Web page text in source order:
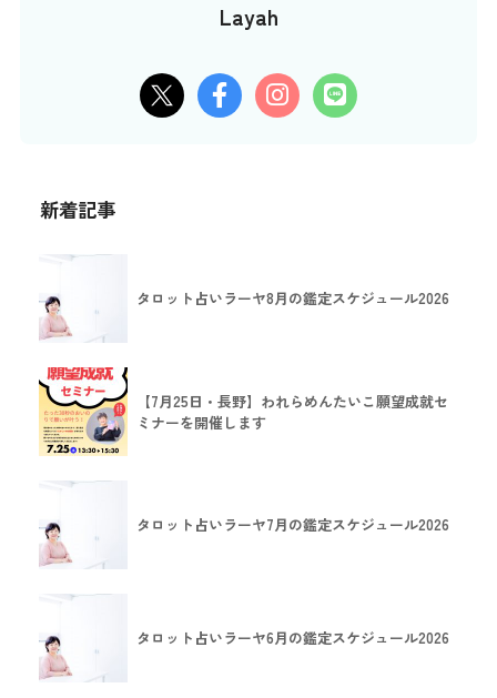
Layah
新着記事
タロット占いラーヤ8月の鑑定スケジュール2026
【7月25日・長野】われらめんたいこ願望成就セ
ミナーを開催します
タロット占いラーヤ7月の鑑定スケジュール2026
タロット占いラーヤ6月の鑑定スケジュール2026